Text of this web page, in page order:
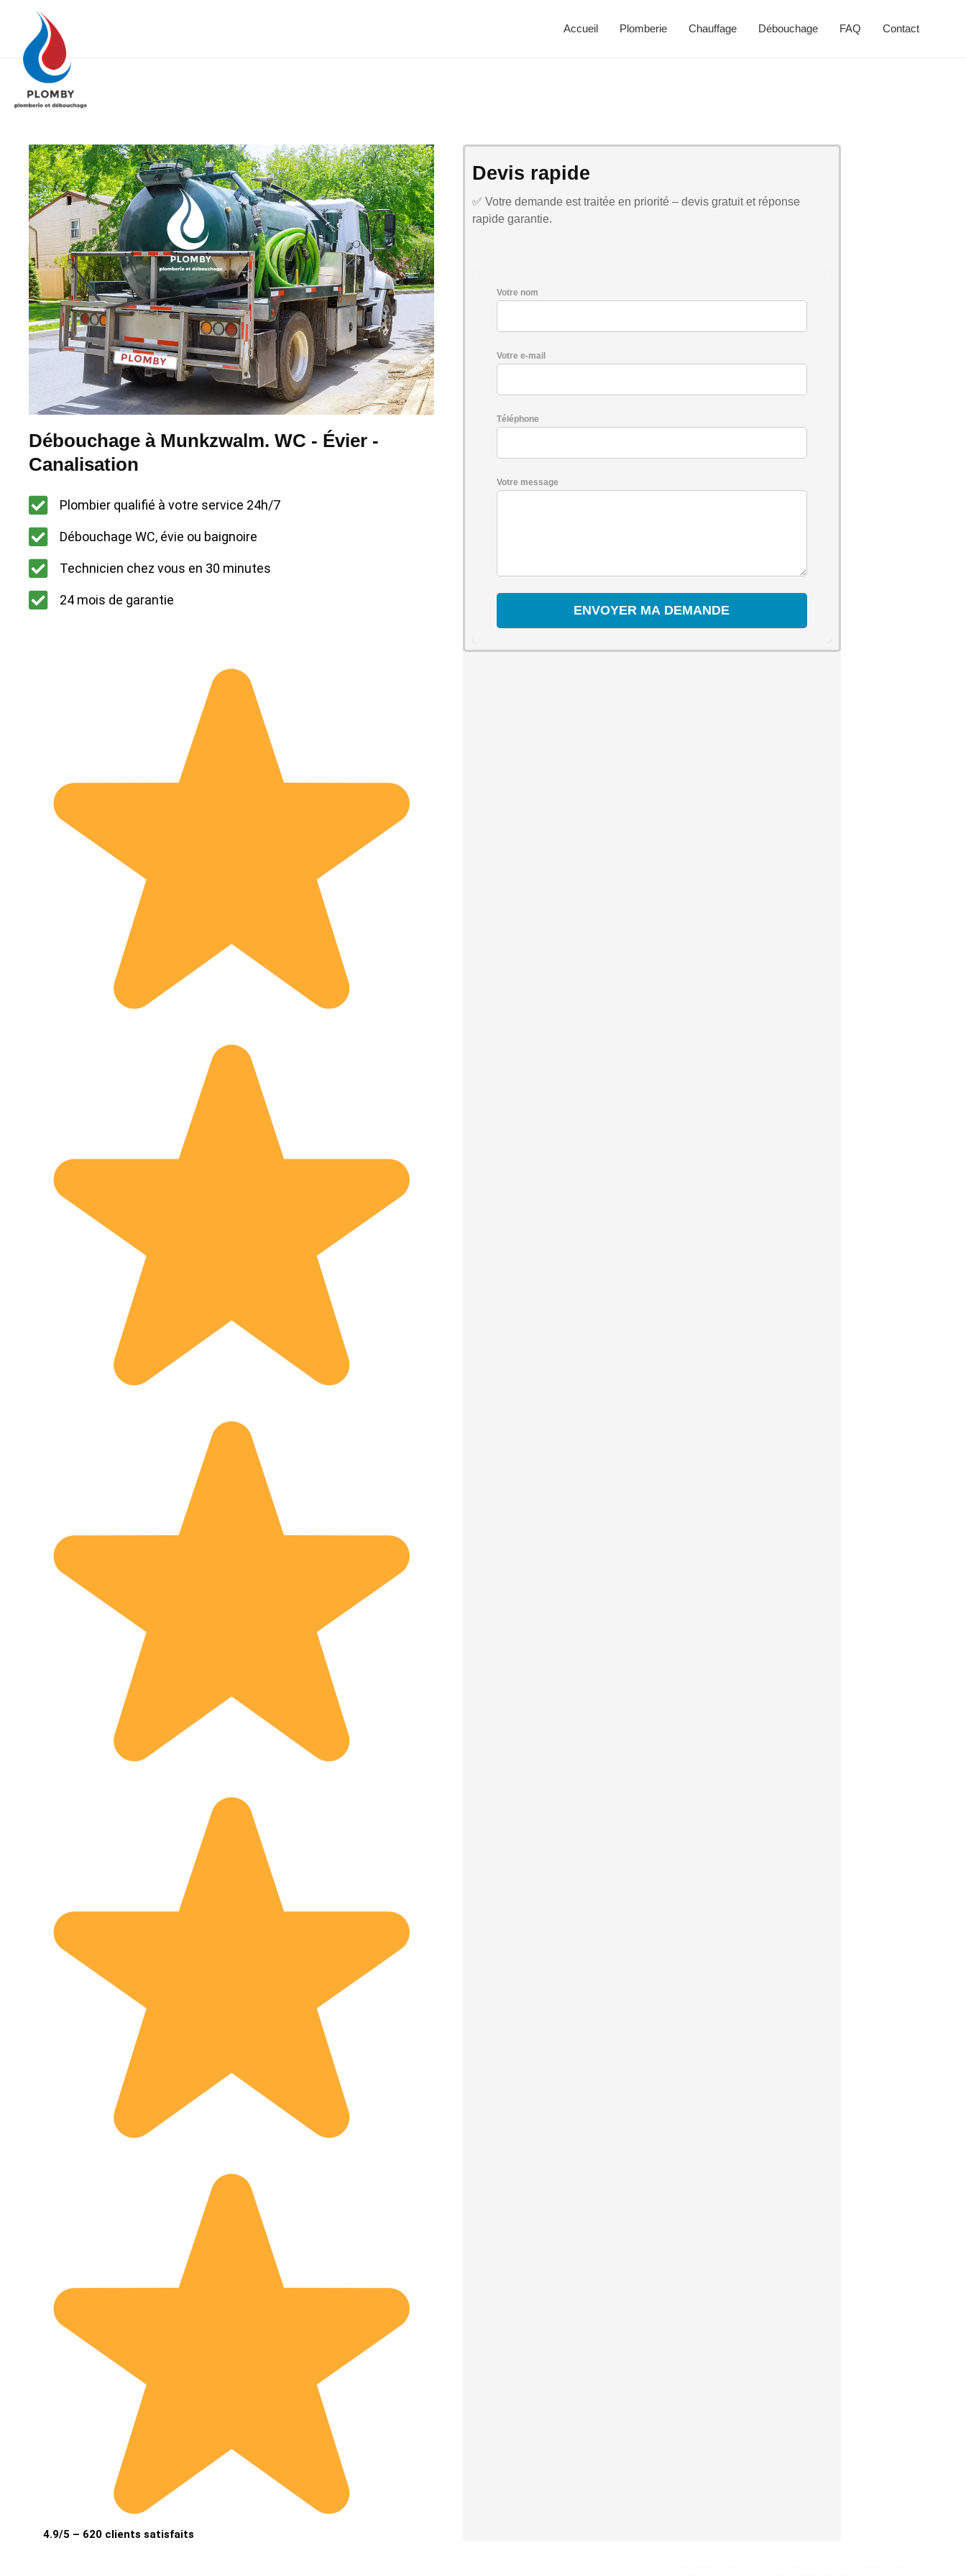
Accueil Plomberie Chauffage Débouchage FAQ Contact
Débouchage à Munkzwalm. WC - Évier -
Canalisation
Plombier qualifié à votre service 24h/7
Débouchage WC, évie ou baignoire
Technicien chez vous en 30 minutes
24 mois de garantie
4.9/5 – 620 clients satisfaits
Devis rapide
✅ Votre demande est traitée en priorité – devis gratuit et réponse
rapide garantie.
Votre nom
Votre e-mail
Téléphone
Votre message